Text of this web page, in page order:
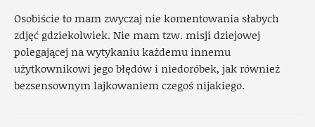
Osobiście to mam zwyczaj nie komentowania słabych
zdjęć gdziekolwiek. Nie mam tzw. misji dziejowej
polegającej na wytykaniu każdemu innemu
użytkownikowi jego błędów i niedoróbek, jak również
bezsensownym lajkowaniem czegoś nijakiego.